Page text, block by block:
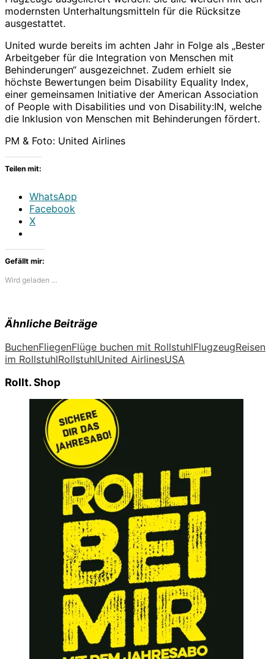
modernsten Unterhaltungsmitteln für die Rücksitze
ausgestattet.
United wurde bereits im achten Jahr in Folge als „Bester
Arbeitgeber für die Integration von Menschen mit
Behinderungen“ ausgezeichnet. Zudem erhielt sie
höchste Bewertungen beim Disability Equality Index,
einer gemeinsamen Initiative der American Association
of People with Disabilities und von Disability:IN, welche
die Inklusion von Menschen mit Behinderungen fördert.
PM & Foto: United Airlines
Teilen mit:
WhatsApp
Facebook
X
Gefällt mir:
Wird geladen …
Ähnliche Beiträge
BuchenFliegenFlüge buchen mit RollstuhlFlugzeugReisen
im RollstuhlRollstuhlUnited AirlinesUSA
Rollt. Shop